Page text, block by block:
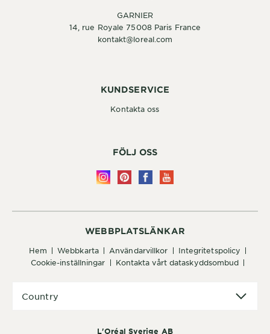
WEBBPLATSLÄNKAR
hem webbkarta användarvillkor
integritetspolicy
cookie-inställningar
kontakta vårt dataskyddsombud
L'Oréal Sverige AB
Country
KUNDSERVICE
Kontakta oss
FÖLJ OSS
GARNIER
14, rue Royale 75008 Paris France
kontakt@loreal.com